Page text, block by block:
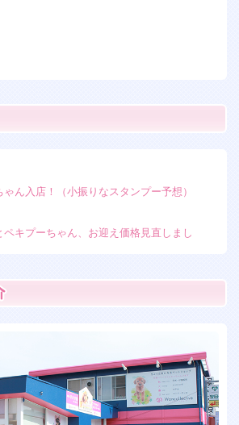
ん入店！（小振りなスタンプー予想）
キプーちゃん、お迎え価格見直しまし
女の子 残り2人！
犬の女の子入店！
ー女の子入店します！